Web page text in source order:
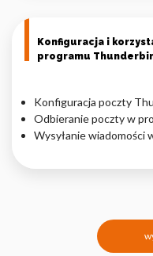
Konfiguracja i
programu
Konfiguracja poczty
Odbieranie poczty w
Wysyłanie wiadomości